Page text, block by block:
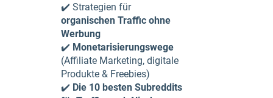
✔️ Strategien für
organischen Traffic ohne
Werbung
✔️ Monetarisierungswege
(Affiliate Marketing, digitale
Produkte & Freebies)
✔️ Die 10 besten Subreddits